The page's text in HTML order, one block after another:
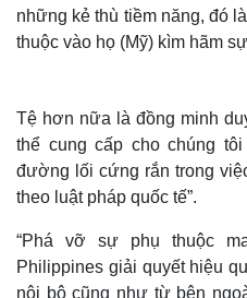
những kẻ thù tiềm năng, đó
thuộc vào họ (Mỹ) kìm hãm
Tệ hơn nữa là đồng minh
thể cung cấp cho chúng
đường lối cứng rắn trong
theo luật pháp quốc tế”.
“Phá vỡ sự phụ thuộc
Philippines giải quyết hiệu
nội bộ cũng như từ bên